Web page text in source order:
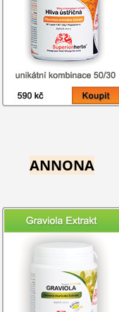
ANNONA